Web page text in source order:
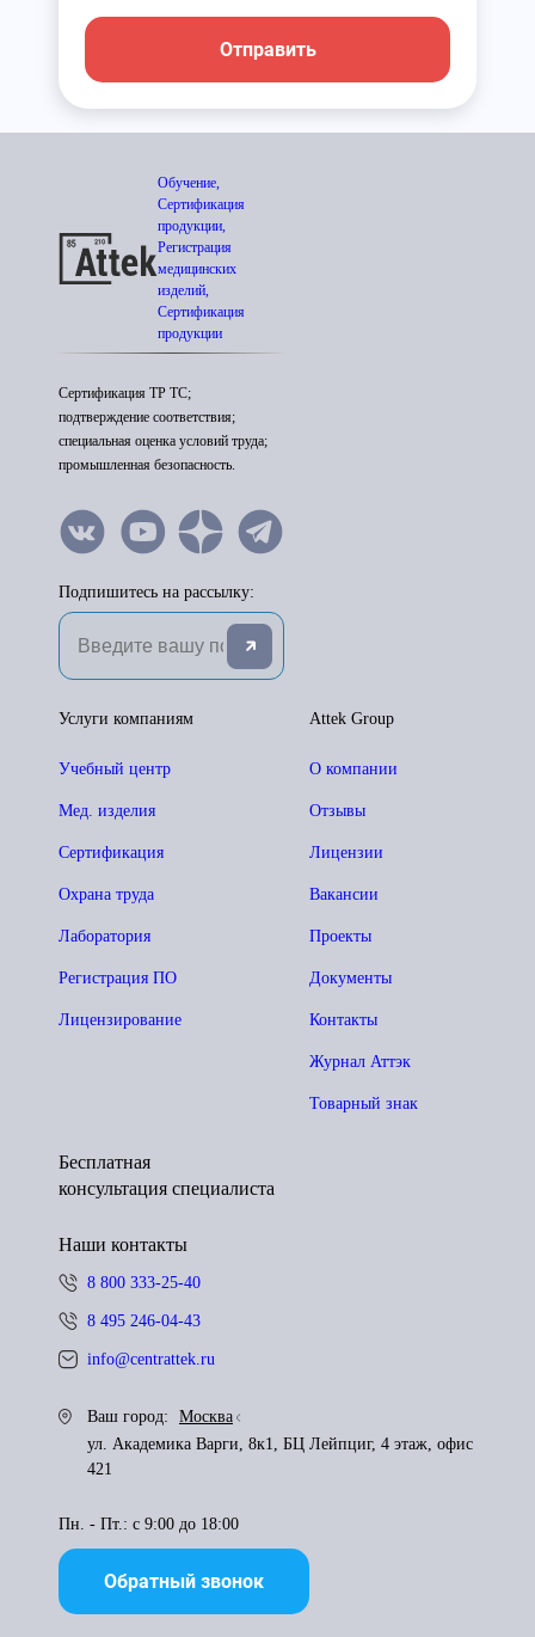
Отправить
Обучение,
Сертификация
продукции,
Регистрация
медицинских
изделий,
Сертификация
продукции
Сертификация ТР ТС;
подтверждение соответствия;
специальная оценка условий труда;
промышленная безопасность.
Подпишитесь на рассылку:
Attek Group
О компании
Отзывы
Лицензии
Вакансии
Проекты
Документы
Контакты
Журнал Аттэк
Товарный знак
Услуги компаниям
Учебный центр
Мед. изделия
Сертификация
Охрана труда
Лаборатория
Регистрация ПО
Лицензирование
Бесплатная
консультация специалиста
Наши контакты
8 800 333-25-40
8 495 246-04-43
info@centrattek.ru
Ваш город:
Москва
ул. Академика Варги, 8к1, БЦ Лейпциг, 4 этаж, офис
421
Пн. - Пт.: с 9:00 до 18:00
Обратный звонок